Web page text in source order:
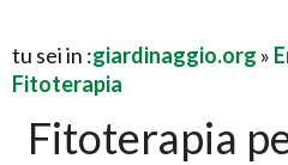
tu sei in :giardinaggio.org »
Fitoterapia
Fitoterapia